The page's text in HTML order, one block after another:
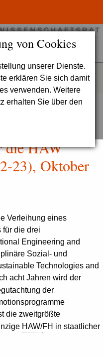
von Cookies
unserer Dienste.
erklären Sie sich damit
verwenden. Weitere
erhalten Sie über den
die HAW
23), Oktober
Verleihung eines
für die drei
Engineering and
Sozial- und
Technologies and
acht Jahren wird der
der
die zweitgrößte
HAW/FH in staatlicher